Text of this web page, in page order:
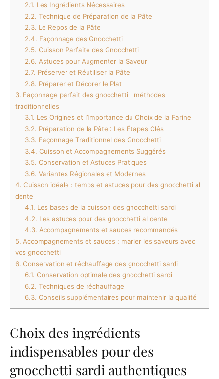
2.1. Les Ingrédients Nécessaires
2.2. Technique de Préparation de la Pâte
2.3. Le Repos de la Pâte
2.4. Façonnage des Gnocchetti
2.5. Cuisson Parfaite des Gnocchetti
2.6. Astuces pour Augmenter la Saveur
2.7. Préserver et Réutiliser la Pâte
2.8. Préparer et Décorer le Plat
3. Façonnage parfait des gnocchetti : méthodes
traditionnelles
3.1. Les Origines et l’Importance du Choix de la Farine
3.2. Préparation de la Pâte : Les Étapes Clés
3.3. Façonnage Traditionnel des Gnocchetti
3.4. Cuisson et Accompagnements Suggérés
3.5. Conservation et Astuces Pratiques
3.6. Variantes Régionales et Modernes
4. Cuisson idéale : temps et astuces pour des gnocchetti al
dente
4.1. Les bases de la cuisson des gnocchetti sardi
4.2. Les astuces pour des gnocchetti al dente
4.3. Accompagnements et sauces recommandés
5. Accompagnements et sauces : marier les saveurs avec
vos gnocchetti
6. Conservation et réchauffage des gnocchetti sardi
6.1. Conservation optimale des gnocchetti sardi
6.2. Techniques de réchauffage
6.3. Conseils supplémentaires pour maintenir la qualité
Choix des ingrédients
indispensables pour des
gnocchetti sardi authentiques